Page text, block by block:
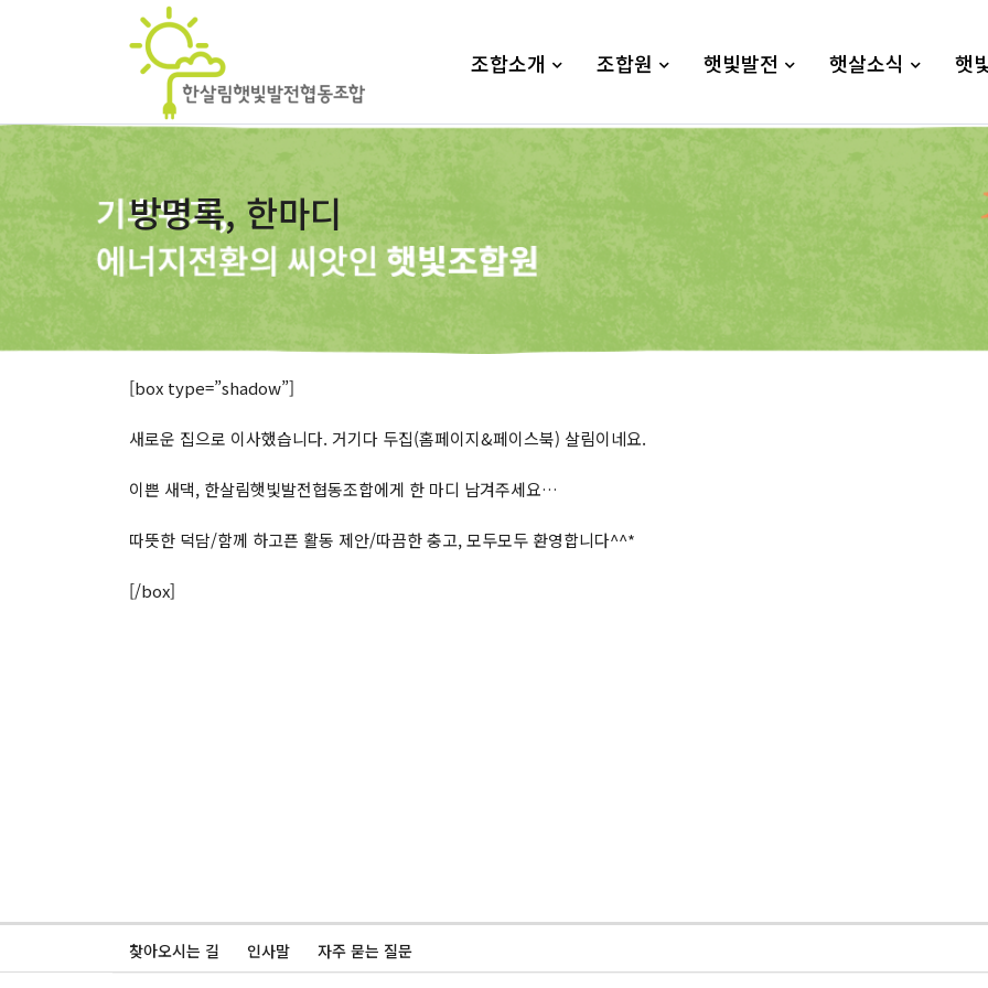
조합소개 조합원 햇빛발전 햇살소식 햇
방명록, 한마디
[box type=”shadow”]
새로운 집으로 이사했습니다. 거기다 두집(홈페이지&페이스북) 살림이네요.
이쁜 새댁, 한살림햇빛발전협동조합에게 한 마디 남겨주세요…
따뜻한 덕담/함께 하고픈 활동 제안/따끔한 충고, 모두모두 환영합니다^^*
[/box]
찾아오시는 길 인사말 자주 묻는 질문